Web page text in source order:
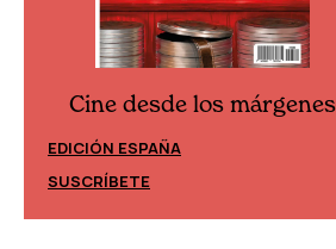
Cine desde los márgenes
EDICIÓN ESPAÑA
SUSCRÍBETE